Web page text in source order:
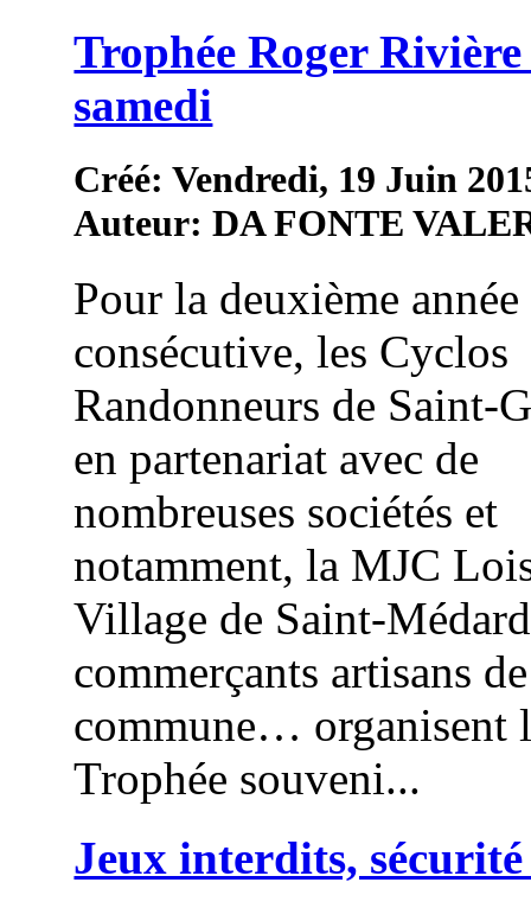
Trophée Roger Rivière
samedi
Créé: Vendredi, 19 Juin
Auteur: DA FONTE
Pour la deuxième année
consécutive, les Cyclos
Randonneurs de Saint-
en partenariat avec de
nombreuses sociétés et
notamment, la MJC
Village de Saint-
commerçants artisans
commune… organisent
Trophée souveni...
Jeux interdits,